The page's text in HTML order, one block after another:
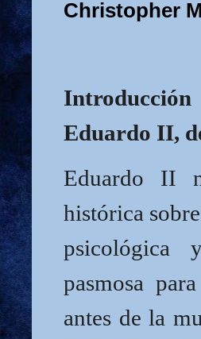
Christopher
Eduardo II,
Eduardo II
histórica
psicológica
pasmosa
antes de la